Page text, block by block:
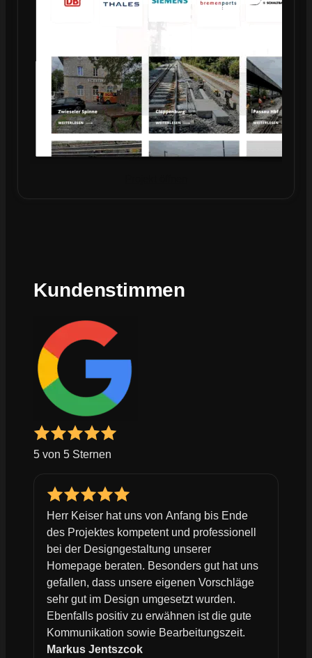
Kundenstimmen
5 von 5 Sternen
Herr Keiser hat uns von Anfang bis Ende
des Projektes kompetent und professionell
bei der Designgestaltung unserer
Homepage beraten. Besonders gut hat uns
gefallen, dass unsere eigenen Vorschläge
sehr gut im Design umgesetzt wurden.
Ebenfalls positiv zu erwähnen ist die gute
Kommunikation sowie Bearbeitungszeit.
Markus Jentszcok